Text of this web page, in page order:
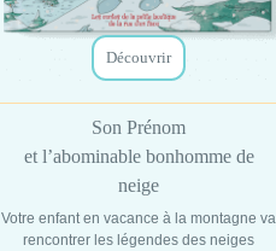
Découvrir
Son Prénom
et l’abominable bonhomme de
neige
Votre enfant en vacance à la montagne va
rencontrer les légendes des neiges